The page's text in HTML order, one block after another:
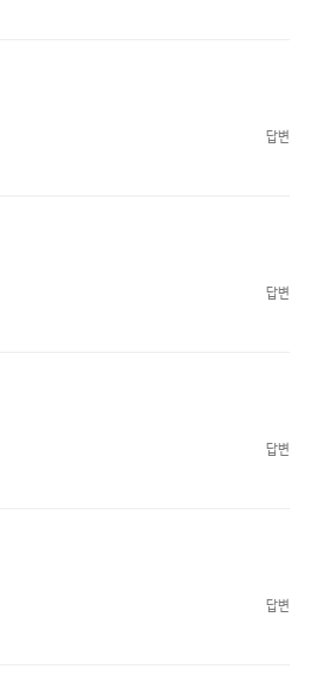
답변
답변
답변
답변